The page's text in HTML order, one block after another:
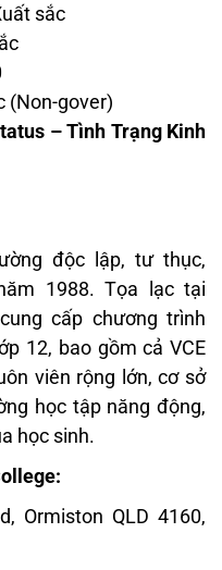
sắc
(Non-gover)
– Tình Trạng Kinh
độc lập, tư thục,
1988. Tọa lạc tại
cấp chương trình
12, bao gồm cả VCE
viên rộng lớn, cơ sở
học tập năng động,
học sinh.
Ormiston QLD 4160,